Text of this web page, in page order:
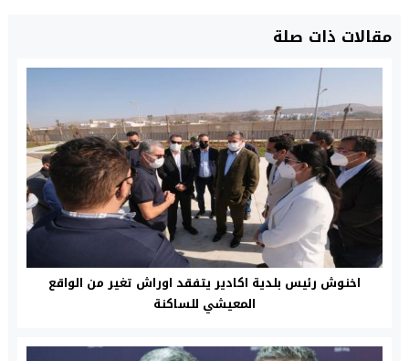
مقالات ذات صلة
اخنوش رئيس بلدية اكادير يتفقد اوراش تغير من الواقع
المعيشي للساكنة